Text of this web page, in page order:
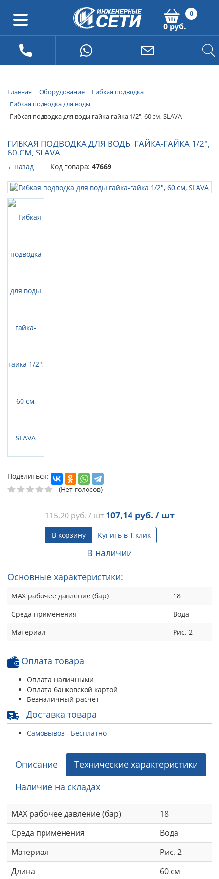
0
0 руб.
Главная Оборудование
Гибкая подводка
Гибкая подводка для воды
Гибкая подводка для воды гайка-гайка 1/2", 60 см, SLAVA
ГИБКАЯ ПОДВОДКА ДЛЯ ВОДЫ ГАЙКА-ГАЙКА 1/2",
60 СМ, SLAVA
←назад Код товара: 47669
Поделиться:
(Нет голосов)
115,20руб. / шт 107,14руб. / шт
В корзину Купить в 1 клик
В наличии
Основные характеристики:
MAX рабочее давление (бар)
18
Среда применения
Вода
Материал
Рис. 2
Оплата товара
Оплата наличными
Оплата банковской картой
Безналичный расчет
Доставка товара
Самовывоз - Бесплатно
Описание
Технические характеристики
Наличие на складах
MAX рабочее давление (бар)
18
Среда применения
Вода
Материал
Рис. 2
Длина
60 см